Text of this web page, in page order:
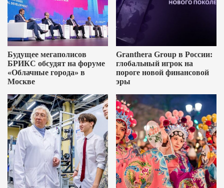
Будущее мегаполисов
БРИКС обсудят на форуме
«Облачные города» в
Москве
Granthera Group в России:
глобальный игрок на
пороге новой финансовой
эры